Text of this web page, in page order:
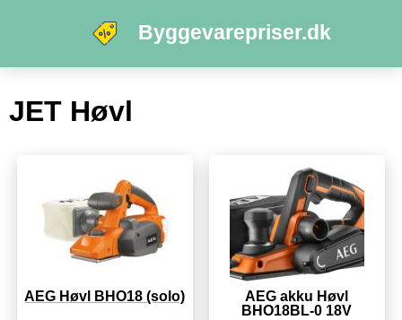
Byggevarepriser.dk
JET Høvl
AEG Høvl BHO18 (solo)
AEG akku Høvl
BHO18BL-0 18V